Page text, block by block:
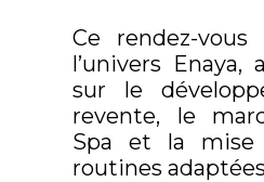
Ce rendez-
l’univers Enaya,
sur le
revente, le
Spa et la mise
routines